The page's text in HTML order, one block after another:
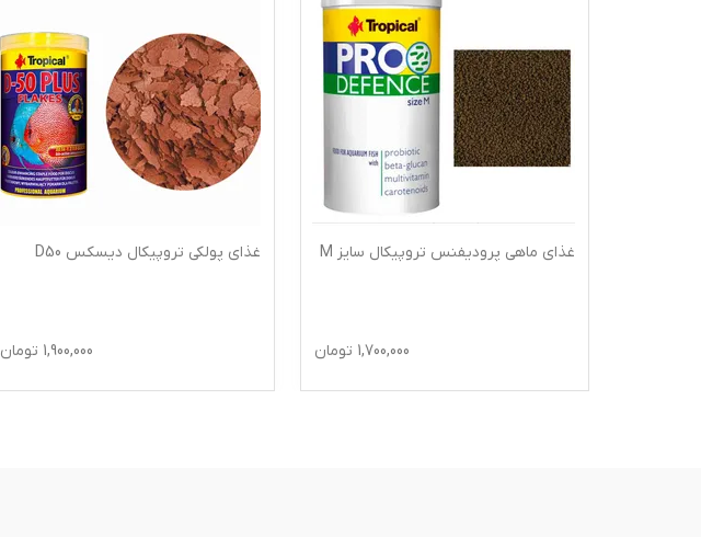
غذای ماهی پرودیفنس تروپیکال سایز M
1,700,000 تومان
غذای پولکی تروپیکال دیسکس D50
1,900,000 تومان